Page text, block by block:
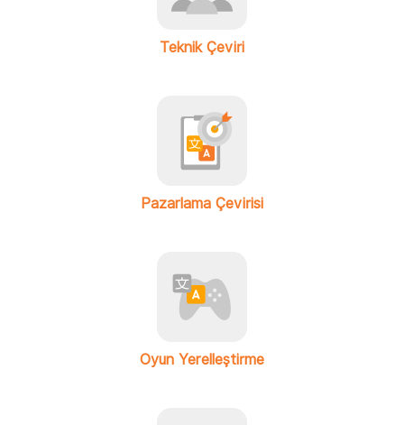
Teknik Çeviri
Pazarlama Çevirisi
Oyun Yerelleştirme